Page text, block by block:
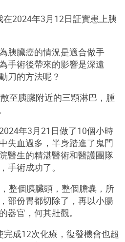
2024年3月12日証實患上胰
胰臟癌的情況是適合做手
手術後帶來的影響是深遠
刀的方法呢？
至胰臟附近的三顆淋巴，腫
年3月21日做了10個小時
失血過多，半身踏進了鬼門
醫生的精湛醫術和醫護團隊
手術成功了。
整個胰臟頭，整個膽囊，所
部份胃都切除了，再以小腸
器官，何其壯觀。
成12次化療，復發機會也超